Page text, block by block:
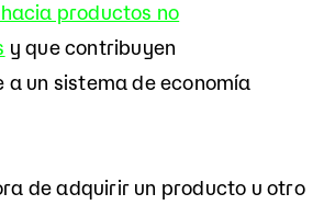
productos no
y que contribuyen
un sistema de economía
de adquirir un producto u otro